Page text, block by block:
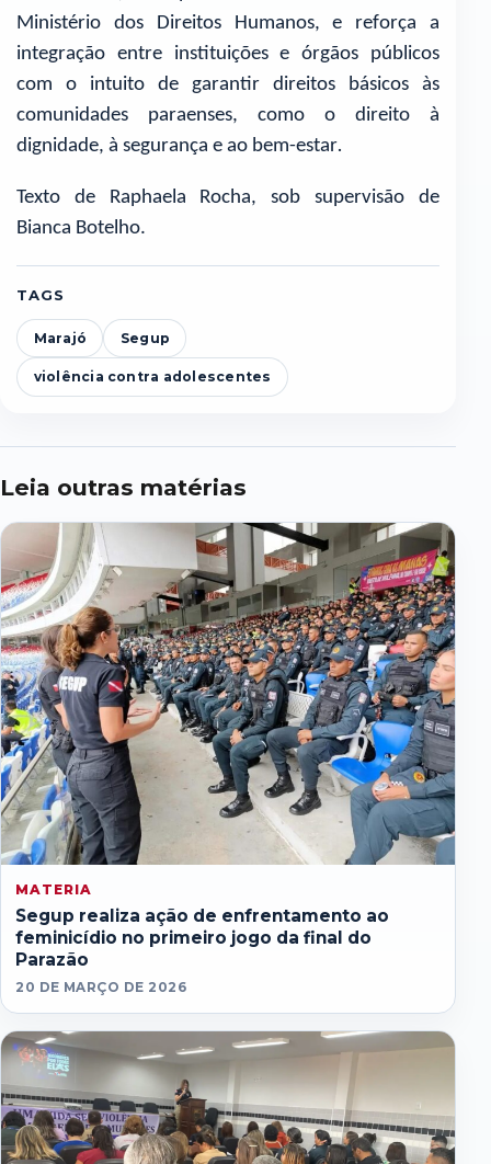
Ministério dos Direitos Humanos, e reforça a
integração entre instituições e órgãos públicos
com o intuito de garantir direitos básicos às
comunidades paraenses, como o direito à
dignidade, à segurança e ao bem-estar.
Texto de Raphaela Rocha, sob supervisão de
Bianca Botelho.
TAGS
Marajó Segup
violência contra adolescentes
Leia outras matérias
MATERIA
Segup realiza ação de enfrentamento ao
feminicídio no primeiro jogo da final do
Parazão
20 DE MARÇO DE 2026